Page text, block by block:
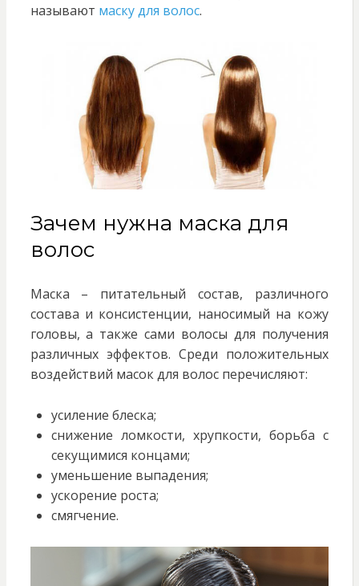
называют маску для волос.
Зачем нужна маска для
волос
Маска – питательный состав, различного
состава и консистенции, наносимый на кожу
головы, а также сами волосы для получения
различных эффектов. Среди положительных
воздействий масок для волос перечисляют:
усиление блеска;
снижение ломкости, хрупкости, борьба с
секущимися концами;
уменьшение выпадения;
ускорение роста;
смягчение.